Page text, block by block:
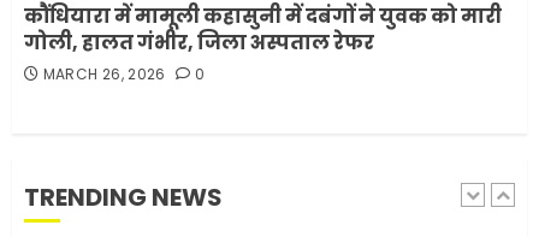
कौंधियारा में मामूली कहासुनी में दबंगों ने युवक को मारी
गोली, हालत गंभीर, जिला अस्पताल रेफर
MARCH 26, 2026 0
TRENDING NEWS
5
1